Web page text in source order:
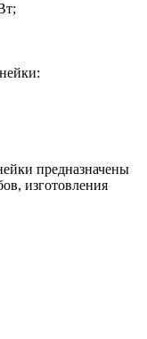
предназначены
изготовления